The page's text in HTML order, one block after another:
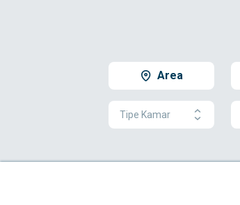
Area
Tipe Kamar